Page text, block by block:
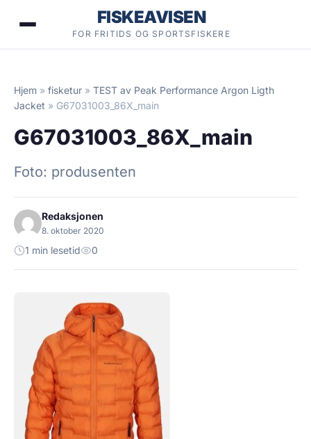
FISKEAVISEN
FOR FRITIDS OG SPORTSFISKERE
Hjem » fisketur » TEST av Peak Performance Argon Ligth
Jacket » G67031003_86X_main
G67031003_86X_main
Foto: produsenten
Redaksjonen
8. oktober 2020
1 min lesetid 0